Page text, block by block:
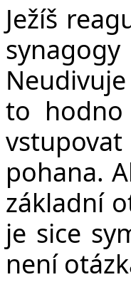
Ježíš
to hodno
pohana.
základní
je sice
není